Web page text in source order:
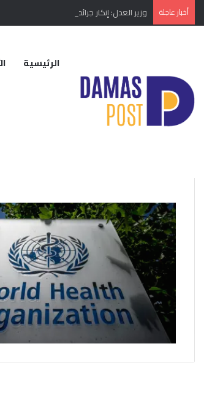
أخبار عاجلة وزير العدل: إنكار جرائم النظام البائد أو
الرئيسية
الرئيسية/الجرب
الجرب